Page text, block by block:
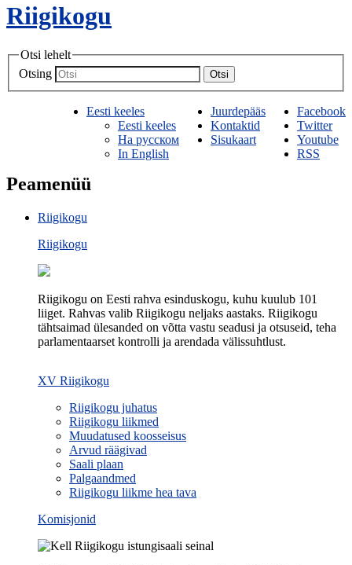
Riigikogu
Otsi lehelt
Otsing
Otsi
Facebook
Twitter
Youtube
RSS
Juurdepääs
Kontaktid
Sisukaart
Eesti keeles
Eesti keeles
На русском
In English
Peamenüü
Riigikogu
Riigikogu
Riigikogu on Eesti rahva esinduskogu, kuhu kuulub 101
liiget. Rahvas valib Riigikogu neljaks aastaks. Riigikogu
tähtsaimad ülesanded on võtta vastu seadusi ja otsuseid, teha
parlamentaarset kontrolli ja arendada välissuhtlust.
XV Riigikogu
Riigikogu juhatus
Riigikogu liikmed
Muudatused koosseisus
Arvud räägivad
Saali plaan
Palgaandmed
Riigikogu liikme hea tava
Komisjonid